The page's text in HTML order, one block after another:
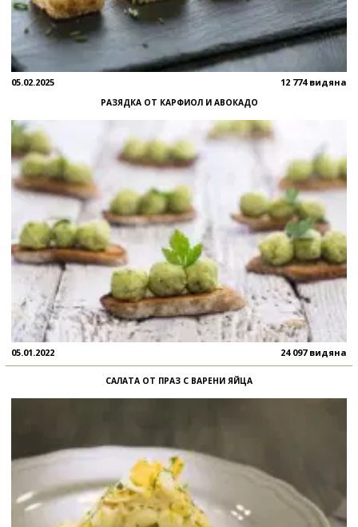
05.02.2025 12 774 видяна
РАЗЯДКА ОТ КАРФИОЛ И АВОКАДО
05.01.2022 24 097 видяна
САЛАТА ОТ ПРАЗ С ВАРЕНИ ЯЙЦА